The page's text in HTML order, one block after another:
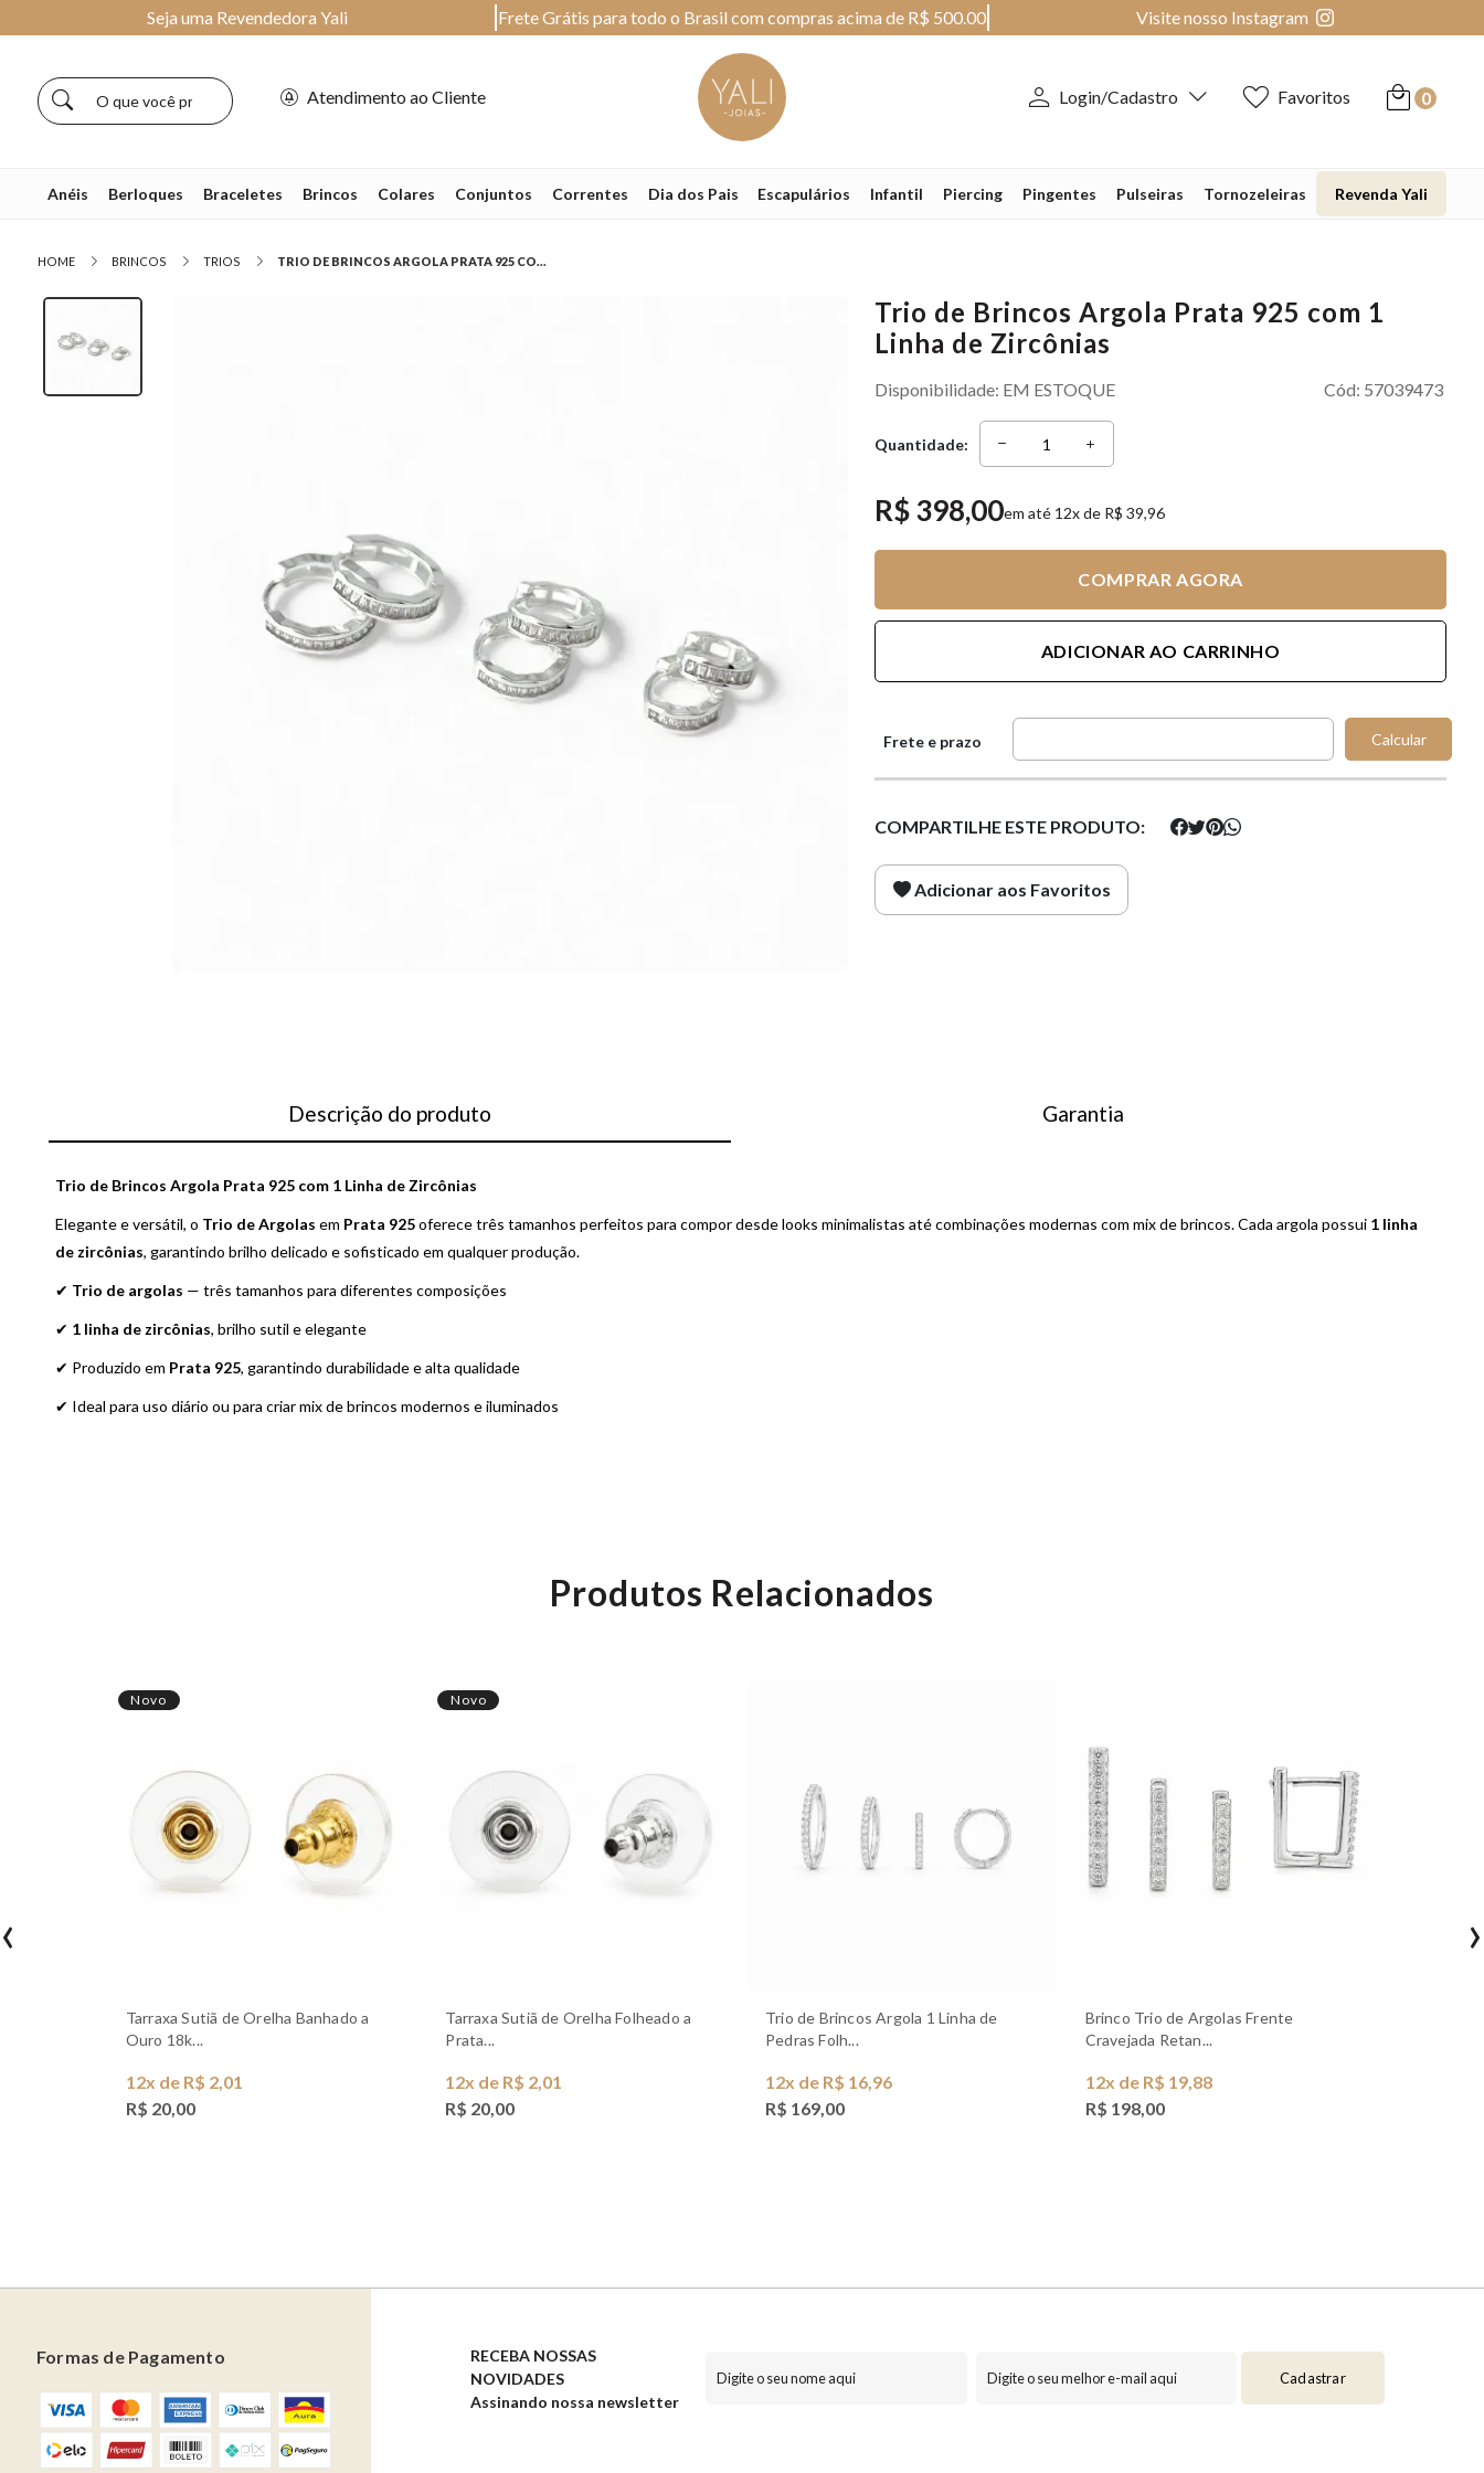
Seja uma Revendedora Yali Frete Grátis para todo o Brasil com compras acima de R$ 500.00 Visite nosso Instagram
Atendimento ao Cliente Login/Cadastro Favoritos 0
Anéis Berloques Braceletes Brincos Colares Conjuntos Correntes Dia dos Pais Escapulários Infantil Piercing Pingentes Pulseiras Tornozeleiras Revenda Yali
HOME BRINCOS TRIOS TRIO DE BRINCOS ARGOLA PRATA 925 CO...
Trio de Brincos Argola Prata 925 com 1
Linha de Zircônias
Disponibilidade: EM ESTOQUE Cód: 57039473
Quantidade:
R$ 398,00em até 12x de R$ 39,96
COMPRAR AGORA
ADICIONAR AO CARRINHO
Frete e prazo Calcular
COMPARTILHE ESTE PRODUTO:
Adicionar aos Favoritos
Descrição do produto Garantia
Trio de Brincos Argola Prata 925 com 1 Linha de Zircônias
Elegante e versátil, o Trio de Argolas em Prata 925oferece três tamanhos perfeitos para compor desde looks minimalistas até combinações modernas com mix de brincos. Cada argola possui 1 linha
de zircônias, garantindo brilho delicado e sofisticado em qualquer produção.
✔ Trio de argolas — três tamanhos para diferentes composições
✔ 1 linha de zircônias, brilho sutil e elegante
✔ Produzido em Prata 925, garantindo durabilidade e alta qualidade
✔ Ideal para uso diário ou para criar mix de brincos modernos e iluminados
Produtos Relacionados
Novo
Tarraxa Sutiã de Orelha Banhado a
Ouro 18k...
12x de R$ 2,01
R$ 20,00
Novo
Tarraxa Sutiã de Orelha Folheado a
Prata...
12x de R$ 2,01
R$ 20,00
Trio de Brincos Argola 1 Linha de
Pedras Folh...
12x de R$ 16,96
R$ 169,00
Brinco Trio de Argolas Frente
Cravejada Retan...
12x de R$ 19,88
R$ 198,00
‹ ›
Formas de Pagamento
RECEBA NOSSAS
NOVIDADES
Assinando nossa newsletter
Cadastrar